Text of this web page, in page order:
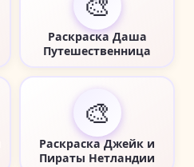
Раскраска Даша
Путешественница
🎨
Раскраска Джейк и
Пираты Нетландии